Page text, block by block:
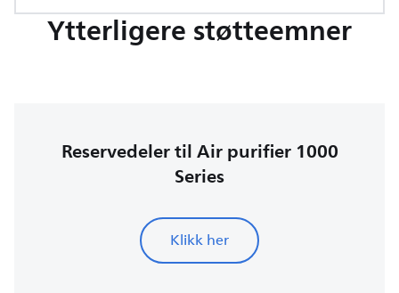
Ytterligere støtteemner
Reservedeler til Air purifier 1000
Series
Klikk her